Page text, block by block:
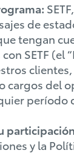
de
tengan
SETF (el
cargos del
período
y la